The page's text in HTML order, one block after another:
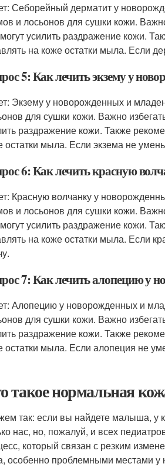
Себорейный дерматит у
и лосьонов для сушки кожи.
усилить раздражение кожи.
на коже остатки мыла. Если
5: Как лечить экзему у
Экзему у новорожденных и
для сушки кожи. Важно
раздражение кожи. Также
остатки мыла. Если экзема не
6: Как лечить красную
Красную волчанку у
и лосьонов для сушки кожи.
усилить раздражение кожи.
на коже остатки мыла. Если
7: Как лечить алопецию у
Алопецию у новорожденных и
для сушки кожи. Важно
раздражение кожи. Также
остатки мыла. Если алопеция не
такое нормальная
так: если вы найдете малыша, у
нас, но, пожалуй, и всех
который связан с резким
особенно проблемными местами у